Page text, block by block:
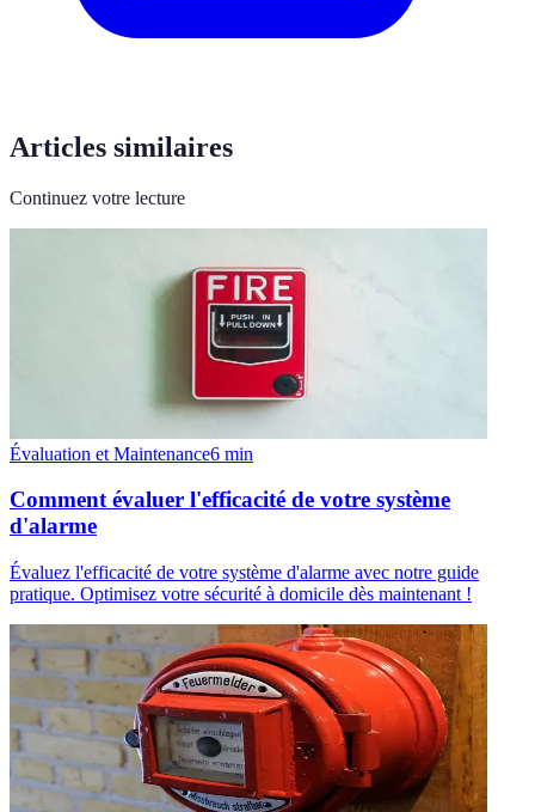
Articles similaires
Continuez votre lecture
Évaluation et Maintenance6 min
Comment évaluer l'efficacité de votre système
d'alarme
Évaluez l'efficacité de votre système d'alarme avec notre guide
pratique. Optimisez votre sécurité à domicile dès maintenant !